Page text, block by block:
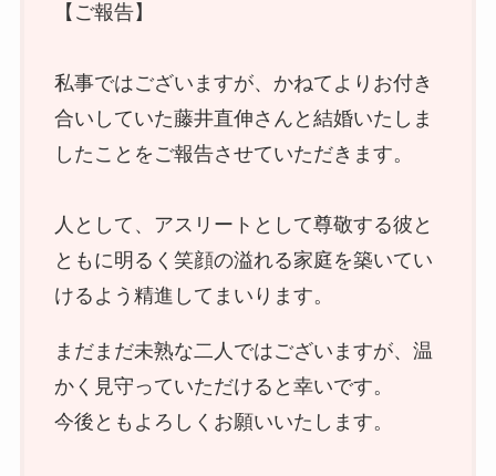
【ご報告】
私事ではございますが、かねてよりお付き
合いしていた藤井直伸さんと結婚いたしま
したことをご報告させていただきます。
人として、アスリートとして尊敬する彼と
ともに明るく笑顔の溢れる家庭を築いてい
けるよう精進してまいります。
まだまだ未熟な二人ではございますが、温
かく見守っていただけると幸いです。
今後ともよろしくお願いいたします。